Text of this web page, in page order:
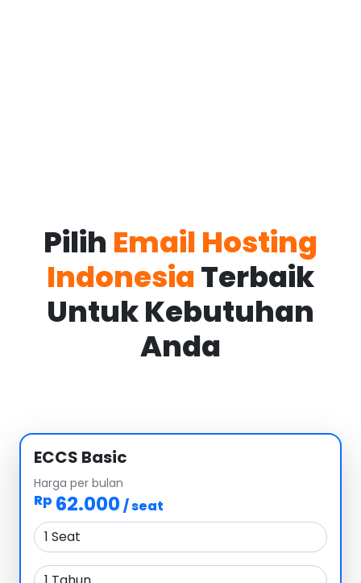
Pilih Email Hosting
IndonesiaTerbaik
Untuk Kebutuhan
Anda
ECCS Basic
Harga per bulan
Rp 62.000 / seat